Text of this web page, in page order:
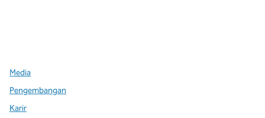
Media
Pengembangan
Karir